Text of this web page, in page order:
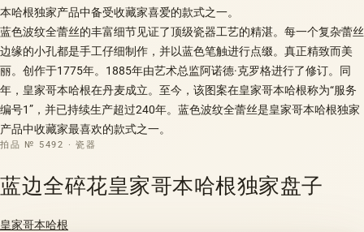
本哈根独家产品中备受收藏家喜爱的款式之一。
蓝色波纹全蕾丝的丰富细节见证了顶级瓷器工艺的精湛。每一个复杂蕾丝
边缘的小孔都是手工仔细制作，并以蓝色笔触进行点缀。真正精致而美
丽。创作于1775年。1885年由艺术总监阿诺德·克罗格进行了修订。同
年，皇家哥本哈根在丹麦成立。至今，该图案在皇家哥本哈根称为“服务
编号1”，并已持续生产超过240年。蓝色波纹全蕾丝是皇家哥本哈根独家
产品中收藏家最喜欢的款式之一。
拍品 № 5492 · 瓷器
蓝边全碎花皇家哥本哈根独家盘子
皇家哥本哈根